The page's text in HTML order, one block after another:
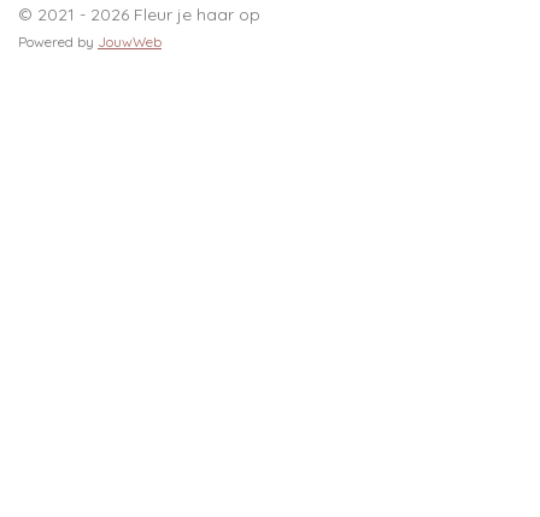
© 2021 - 2026 Fleur je haar op
Powered by JouwWeb